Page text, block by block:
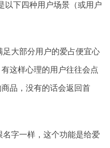
以下四种用户场景（或用户
足大部分用户的爱占便宜心
这样心理的用户往往会点
品，没有的话会返回首
名字一样，这个功能是给爱